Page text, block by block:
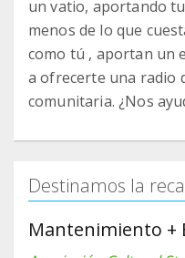
un vatio, aportando
menos de lo que
como tú , aportan un
a ofrecerte una radio
comunitaria. ¿Nos
Destinamos la
Mantenimiento +